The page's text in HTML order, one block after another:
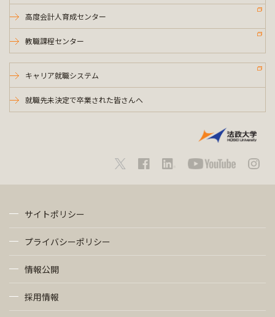
高度会計人育成センター
教職課程センター
キャリア就職システム
就職先未決定で卒業された皆さんへ
サイトポリシー
プライバシーポリシー
情報公開
採用情報